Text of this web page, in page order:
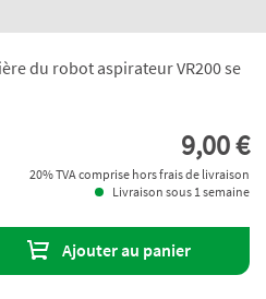
du robot aspirateur VR200 se
9,00 €
20% TVA comprise hors frais de livraison
Livraison sous 1 semaine
Ajouter au panier